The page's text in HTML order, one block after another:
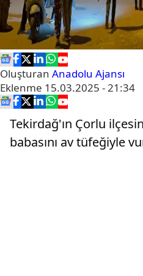
Oluşturan Anadolu Ajansı
Eklenme 15.03.2025 - 21:34
Tekirdağ'ın Çorlu
babasını av tüfeğiyle